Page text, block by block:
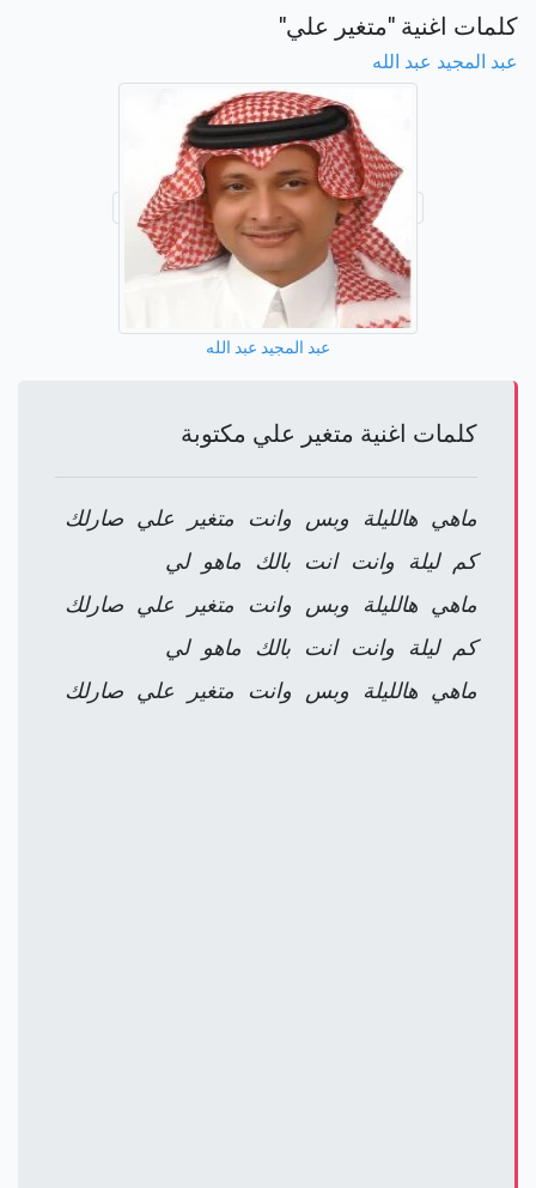
كلمات اغنية "متغير علي"
عبد المجيد عبد الله
عبد المجيد عبد الله
كلمات اغنية متغير علي مكتوبة
ماهي هالليلة وبس وانت متغير علي صارلك
كم ليلة وانت انت بالك ماهو لي
ماهي هالليلة وبس وانت متغير علي صارلك
كم ليلة وانت انت بالك ماهو لي
ماهي هالليلة وبس وانت متغير علي صارلك